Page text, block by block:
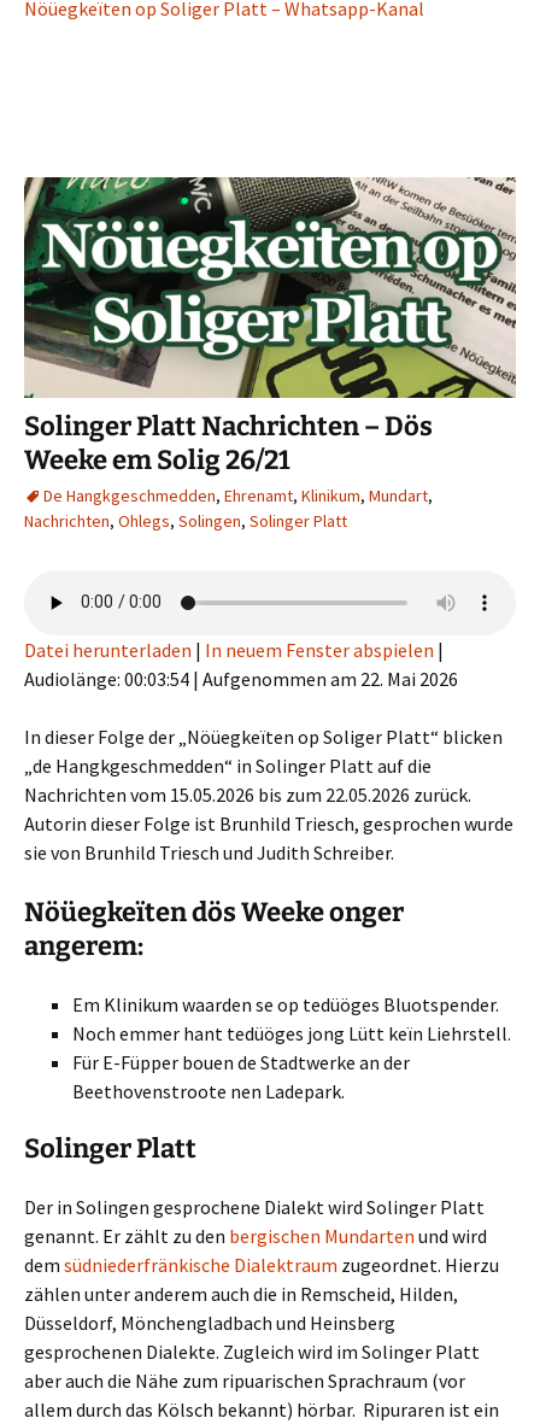
Nöüegkeïten op Soliger Platt – Whatsapp-Kanal
Solinger Platt Nachrichten – Dös
Weeke em Solig 26/21
De Hangkgeschmedden, Ehrenamt, Klinikum, Mundart,
Nachrichten, Ohlegs, Solingen, Solinger Platt
Datei herunterladen | In neuem Fenster abspielen |
Audiolänge: 00:03:54 | Aufgenommen am 22. Mai 2026
In dieser Folge der „Nöüegkeïten op Soliger Platt“ blicken
„de Hangkgeschmedden“ in Solinger Platt auf die
Nachrichten vom 15.05.2026 bis zum 22.05.2026 zurück.
Autorin dieser Folge ist Brunhild Triesch, gesprochen wurde
sie von Brunhild Triesch und Judith Schreiber.
Nöüegkeïten dös Weeke onger
angerem:
Em Klinikum waarden se op tedüöges Bluotspender.
Noch emmer hant tedüöges jong Lütt keïn Liehrstell.
Für E-Füpper bouen de Stadtwerke an der
Beethovenstroote nen Ladepark.
Solinger Platt
Der in Solingen gesprochene Dialekt wird Solinger Platt
genannt. Er zählt zu den bergischen Mundarten und wird
dem südniederfränkische Dialektraum zugeordnet. Hierzu
zählen unter anderem auch die in Remscheid, Hilden,
Düsseldorf, Mönchengladbach und Heinsberg
gesprochenen Dialekte. Zugleich wird im Solinger Platt
aber auch die Nähe zum ripuarischen Sprachraum (vor
allem durch das Kölsch bekannt) hörbar. Ripuraren ist ein